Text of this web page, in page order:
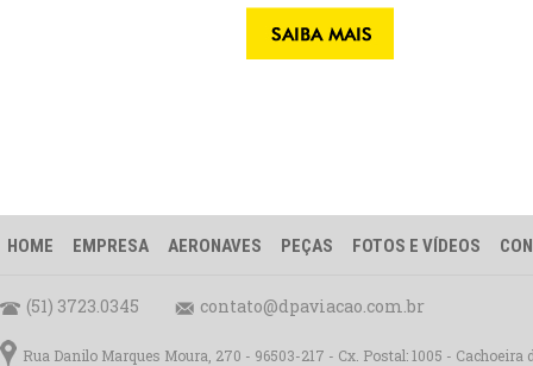
HOME EMPRESA AERONAVES PEÇAS FOTOS E VÍDEOS
(51) 3723.0345 contato@dpaviacao.com.br
Rua Danilo Marques Moura, 270 - 96503-217 - Cx. Postal: 1005 - Cachoeira